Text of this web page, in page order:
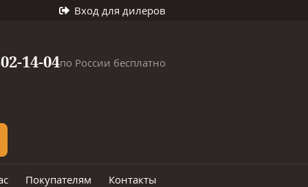
Вход для дилеров
14-04по России бесплатно
Покупателям Контакты